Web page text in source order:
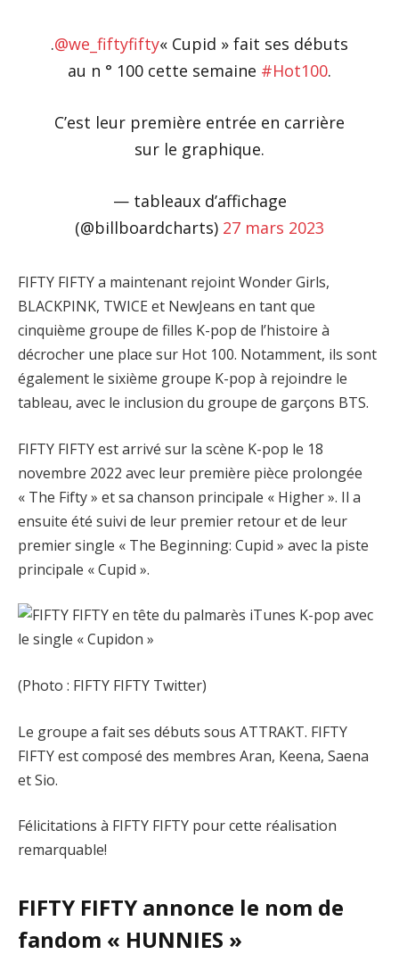
.@we_fiftyfifty« Cupid » fait ses débuts
au n ° 100 cette semaine #Hot100.
C’est leur première entrée en carrière
sur le graphique.
— tableaux d’affichage
(@billboardcharts) 27 mars 2023
FIFTY FIFTY a maintenant rejoint Wonder Girls,
BLACKPINK, TWICE et NewJeans en tant que
cinquième groupe de filles K-pop de l’histoire à
décrocher une place sur Hot 100. Notamment, ils sont
également le sixième groupe K-pop à rejoindre le
tableau, avec le inclusion du groupe de garçons BTS.
FIFTY FIFTY est arrivé sur la scène K-pop le 18
novembre 2022 avec leur première pièce prolongée
« The Fifty » et sa chanson principale « Higher ». Il a
ensuite été suivi de leur premier retour et de leur
premier single « The Beginning: Cupid » avec la piste
principale « Cupid ».
(Photo : FIFTY FIFTY Twitter)
Le groupe a fait ses débuts sous ATTRAKT. FIFTY
FIFTY est composé des membres Aran, Keena, Saena
et Sio.
Félicitations à FIFTY FIFTY pour cette réalisation
remarquable!
FIFTY FIFTY annonce le nom de
fandom « HUNNIES »